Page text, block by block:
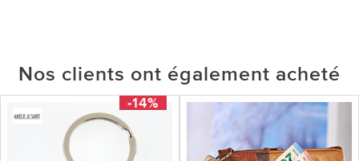
Nos clients ont également acheté
-14%